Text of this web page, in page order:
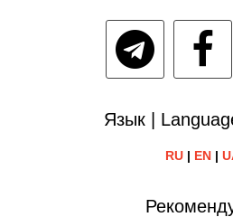
Язык |
RU| EN|